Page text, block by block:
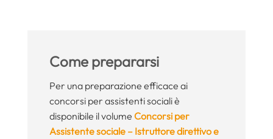
Come prepararsi
Per una preparazione efficace ai
concorsi per assistenti sociali è
disponibile il volume Concorsi per
Assistente sociale – Istruttore direttivo e